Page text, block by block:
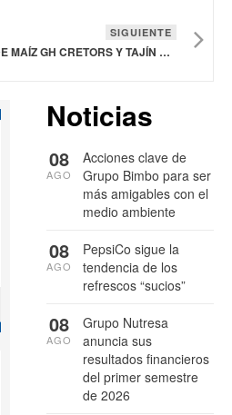
SIGUIENTE
LA MARCA DE PALOMITAS DE MAÍZ GH CRETORS Y TAJÍN SE UNEN PARA LANZAR UN NUEVO SABOR EN MÉXICO Y EL NOROESTE DE ESTADOS UNIDOS
Noticias
Acciones clave de
Grupo Bimbo para ser
más amigables con el
medio ambiente
08
AGO
PepsiCo sigue la
tendencia de los
refrescos “sucios”
08
AGO
Grupo Nutresa
anuncia sus
resultados financieros
del primer semestre
de 2026
08
AGO